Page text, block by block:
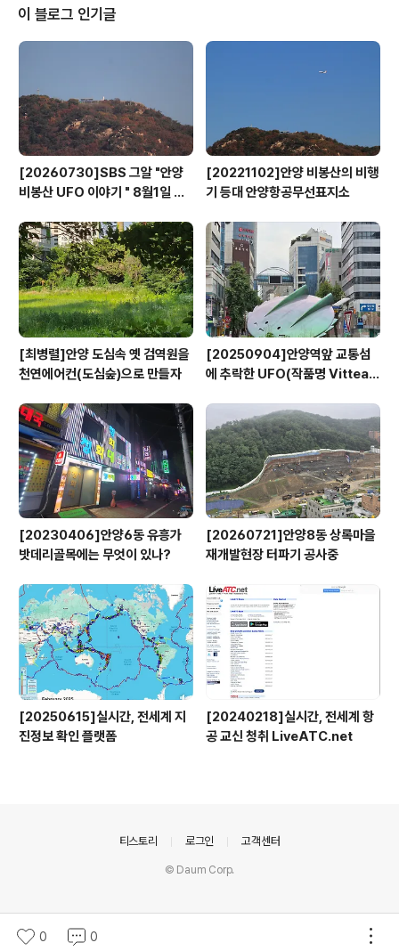
S2’(안양동 1319), 동상에는 ‘굿텔’(호계동 76405), ‘이
즈미디어’(관양동 1739-5), ‘유미제’(柔美齋/박달동 92
5-3) 등 3개작품에게 돌아갔다. ‘아리온테크놀로지’(관양
축물..
이 블로그 인기글
[20260730]SBS 그알 "안양
비봉산 UFO 이야기 " 8월1일 방
[20221102]안양 비봉산의 비행
기 등대 안양항공무선표지소
[최병렬]안양 도심속 옛 검역원을
천연에어컨(도심숲)으로 만들자
[20250904]안양역앞 교통섬
에 추락한 UFO(작품명 Vitteau
[20230406]안양6동 유흥가
밧데리골목에는 무엇이 있나?
[20260721]안양8동 상록마을
재개발현장 터파기 공사중
[20250615]실시간, 전세계 지
진정보 확인 플랫폼
[20240218]실시간, 전세계 항
공 교신 청취 LiveATC.net
0 0
티스토리 로그인 고객센터
© Daum Corp.